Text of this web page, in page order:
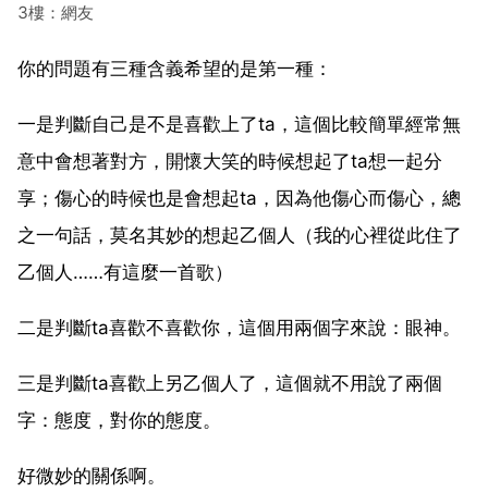
3樓：網友
你的問題有三種含義希望的是第一種：
一是判斷自己是不是喜歡上了ta，這個比較簡單經常無
意中會想著對方，開懷大笑的時候想起了ta想一起分
享；傷心的時候也是會想起ta，因為他傷心而傷心，總
之一句話，莫名其妙的想起乙個人（我的心裡從此住了
乙個人……有這麼一首歌）
二是判斷ta喜歡不喜歡你，這個用兩個字來說：眼神。
三是判斷ta喜歡上另乙個人了，這個就不用說了兩個
字：態度，對你的態度。
好微妙的關係啊。